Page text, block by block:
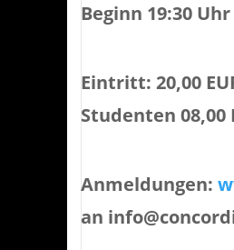
Beginn 19:30
Eintritt: 20,00
Studenten 08,00
Anmeldungen:
an